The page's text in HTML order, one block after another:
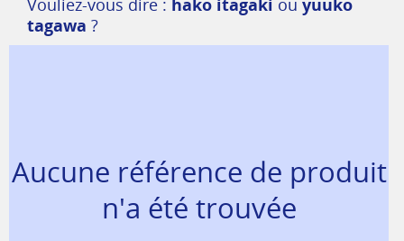
Vouliez-vous dire : hako itagaki ou yuuko
tagawa ?
Aucune référence de produit
n'a été trouvée